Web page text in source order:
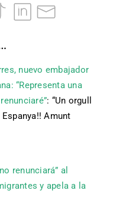
nuevo embajador
“Representa una
: “Un orgull
Amunt
renunciará” al
y apela a la